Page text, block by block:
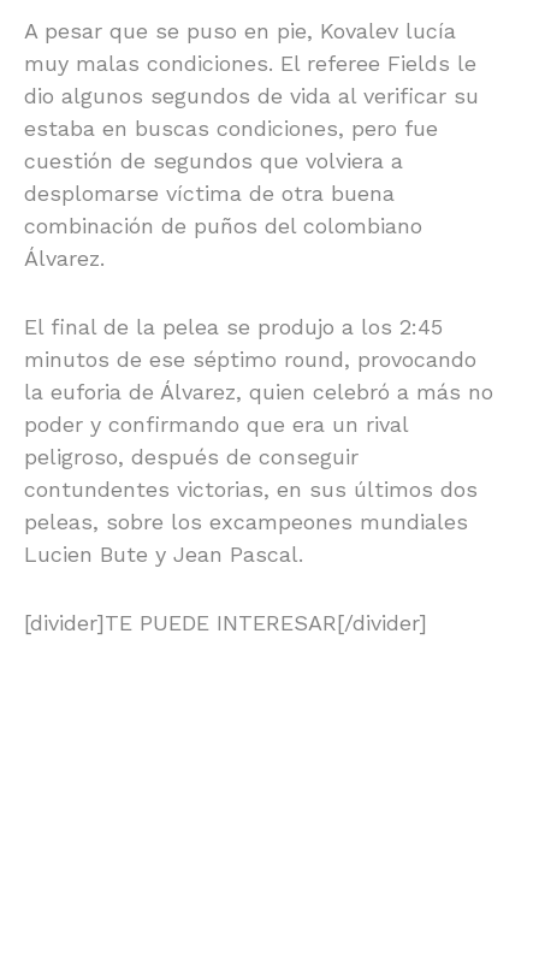
A pesar que se puso en pie, Kovalev lucía
muy malas condiciones. El referee Fields le
dio algunos segundos de vida al verificar su
estaba en buscas condiciones, pero fue
cuestión de segundos que volviera a
desplomarse víctima de otra buena
combinación de puños del colombiano
Álvarez.
El final de la pelea se produjo a los 2:45
minutos de ese séptimo round, provocando
la euforia de Álvarez, quien celebró a más no
poder y confirmando que era un rival
peligroso, después de conseguir
contundentes victorias, en sus últimos dos
peleas, sobre los excampeones mundiales
Lucien Bute y Jean Pascal.
[divider]TE PUEDE INTERESAR[/divider]